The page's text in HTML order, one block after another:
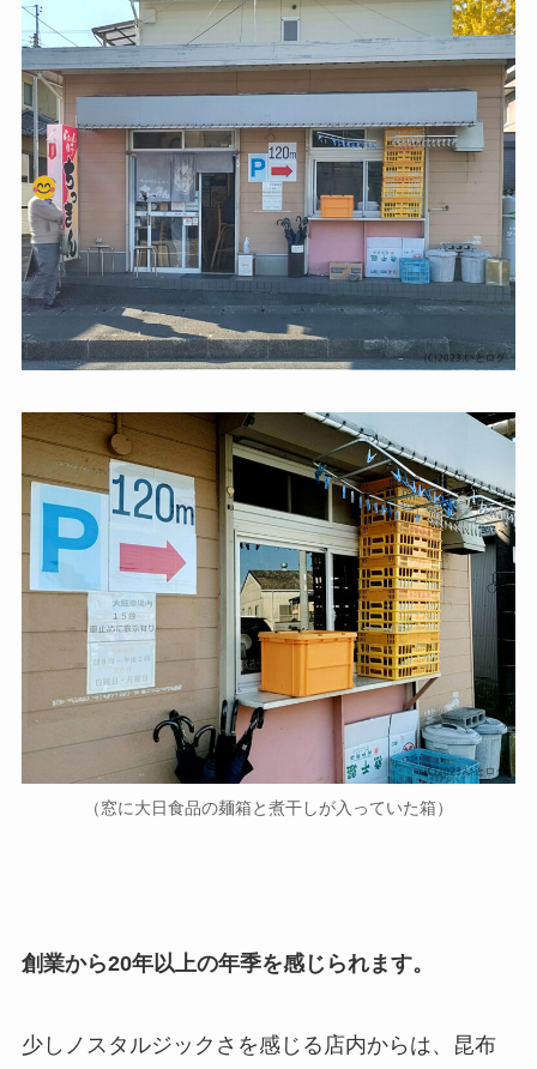
（窓に大日食品の麺箱と煮干しが入っていた箱）
創業から20年以上の年季を感じられます。
少しノスタルジックさを感じる店内からは、昆布